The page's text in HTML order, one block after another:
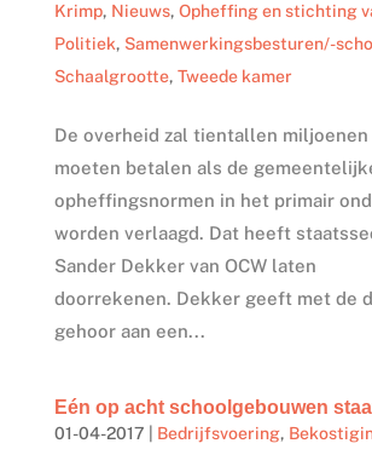
Krimp, Nieuws, Opheffing en stichting
Politiek, Samenwerkingsbesturen/-
Schaalgrootte, Tweede kamer
De overheid zal tientallen miljoenen
moeten betalen als de
opheffingsnormen in het primair
worden verlaagd. Dat heeft
Sander Dekker van OCW laten
doorrekenen. Dekker geeft met de
gehoor aan een...
Eén op acht schoolgebouwen
01-04-2017 Bedrijfsvoering,